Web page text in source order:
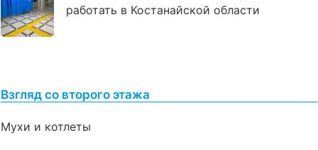
работать в Костанайской области
Взгляд со второго этажа
Мухи и котлеты